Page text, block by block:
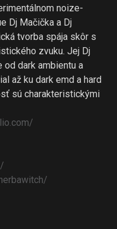
noize-
Dj Mačička a Dj
tvorba spája skôr s
zvuku. Jej Dj
od dark ambientu a
až ku dark emd a hard
sú charakteristickými